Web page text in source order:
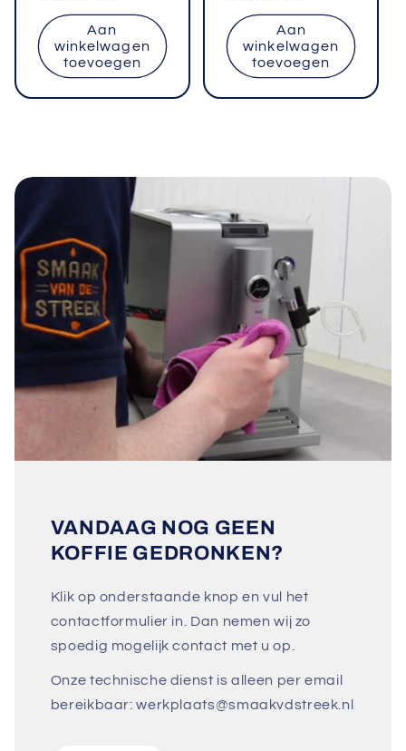
prijs
Aan
winkelwagen
toevoegen
prijs
Aan
winkelwagen
toevoegen
VANDAAG NOG GEEN
KOFFIE GEDRONKEN?
Klik op onderstaande knop en vul het
contactformulier in. Dan nemen wij zo
spoedig mogelijk contact met u op.
Onze technische dienst is alleen per email
bereikbaar: werkplaats@smaakvdstreek.nl